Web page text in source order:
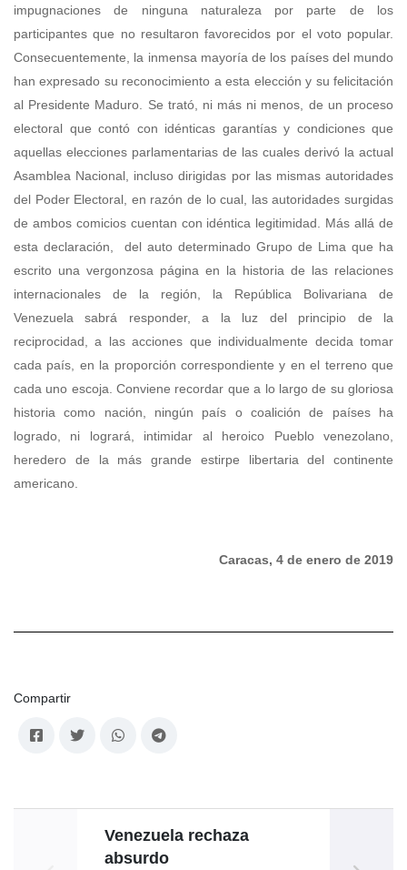
impugnaciones de ninguna naturaleza por parte de los
participantes que no resultaron favorecidos por el voto popular.
Consecuentemente, la inmensa mayoría de los países del mundo
han expresado su reconocimiento a esta elección y su felicitación
al Presidente Maduro. Se trató, ni más ni menos, de un proceso
electoral que contó con idénticas garantías y condiciones que
aquellas elecciones parlamentarias de las cuales derivó la actual
Asamblea Nacional, incluso dirigidas por las mismas autoridades
del Poder Electoral, en razón de lo cual, las autoridades surgidas
de ambos comicios cuentan con idéntica legitimidad. Más allá de
esta declaración, del auto determinado Grupo de Lima que ha
escrito una vergonzosa página en la historia de las relaciones
internacionales de la región, la República Bolivariana de
Venezuela sabrá responder, a la luz del principio de la
reciprocidad, a las acciones que individualmente decida tomar
cada país, en la proporción correspondiente y en el terreno que
cada uno escoja. Conviene recordar que a lo largo de su gloriosa
historia como nación, ningún país o coalición de países ha
logrado, ni logrará, intimidar al heroico Pueblo venezolano,
heredero de la más grande estirpe libertaria del continente
americano.
Caracas, 4 de enero de 2019
Compartir
Venezuela rechaza
absurdo